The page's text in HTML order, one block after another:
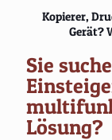
Kopierer,
Gerät?
Sie
Lösung?